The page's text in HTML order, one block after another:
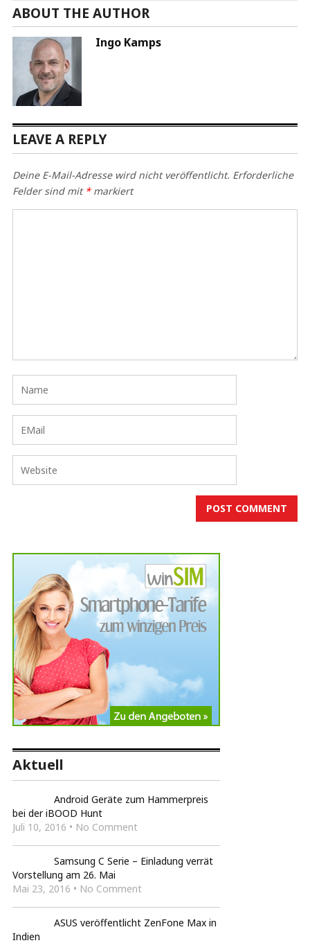
ABOUT THE AUTHOR
Ingo Kamps
LEAVE A REPLY
Deine E-Mail-Adresse wird nicht veröffentlicht. Erforderliche
Felder sind mit *markiert
Aktuell
Android Geräte zum Hammerpreis
bei der iBOOD Hunt
Juli 10, 2016 • No Comment
Samsung C Serie – Einladung verrät
Vorstellung am 26. Mai
Mai 23, 2016 • No Comment
ASUS veröffentlicht ZenFone Max in
Indien